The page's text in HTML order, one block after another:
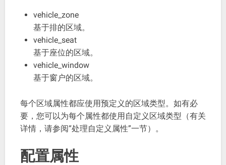
vehicle_zone
基于排的区域。
vehicle_seat
基于座位的区域。
vehicle_window
基于窗户的区域。
每个区域属性都应使用预定义的区域类型。如有必
要，您可以为每个属性都使用自定义区域类型（有关
详情，请参阅“处理自定义属性”一节）。
配置属性